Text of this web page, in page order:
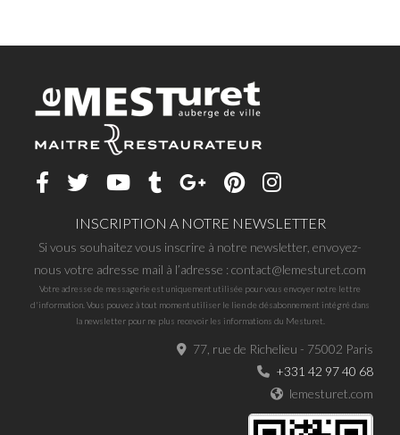
INSCRIPTION A NOTRE NEWSLETTER
Si vous souhaitez vous inscrire à notre newsletter, envoyez-
nous votre adresse mail à l’adresse : contact@lemesturet.com
Votre adresse de messagerie est uniquement utilisée pour vous envoyer notre lettre
d'information. Vous pouvez à tout moment utiliser le lien de désabonnement intégré dans
la newsletter pour ne plus recevoir les informations du Mesturet.
77, rue de Richelieu - 75002 Paris
+331 42 97 40 68
lemesturet.com